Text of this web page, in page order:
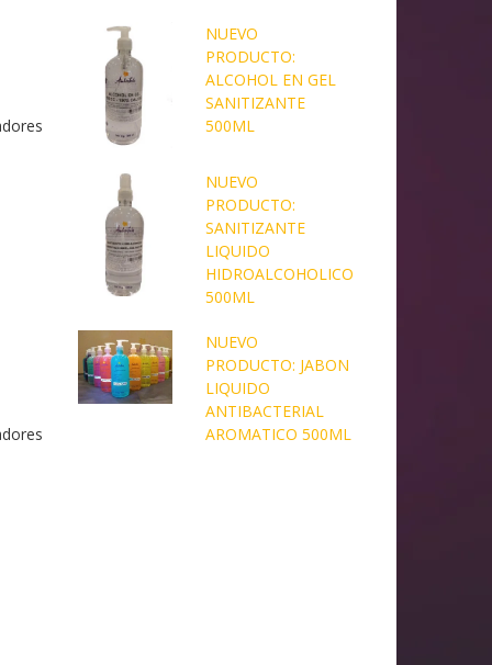
NUEVO
PRODUCTO:
ALCOHOL EN GEL
SANITIZANTE
500ML
NUEVO
PRODUCTO:
SANITIZANTE
LIQUIDO
HIDROALCOHOLICO
500ML
NUEVO
PRODUCTO: JABON
LIQUIDO
ANTIBACTERIAL
AROMATICO 500ML